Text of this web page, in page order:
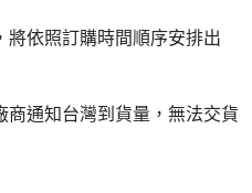
將依照訂購時間順序安排出
通知台灣到貨量，無法交貨